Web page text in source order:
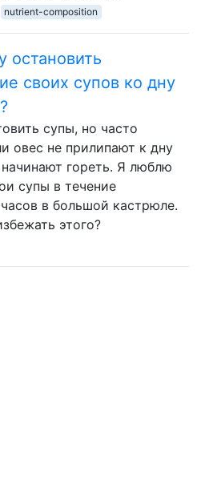
nutrient-composition
остановить
своих супов ко дну
супы, но часто
овес не прилипают к дну
гореть. Я люблю
супы в течение
в большой кастрюле.
этого?